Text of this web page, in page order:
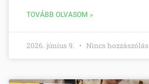
TOVÁBB OLVASOM »
2026. június 9. Nincs hozzászólás